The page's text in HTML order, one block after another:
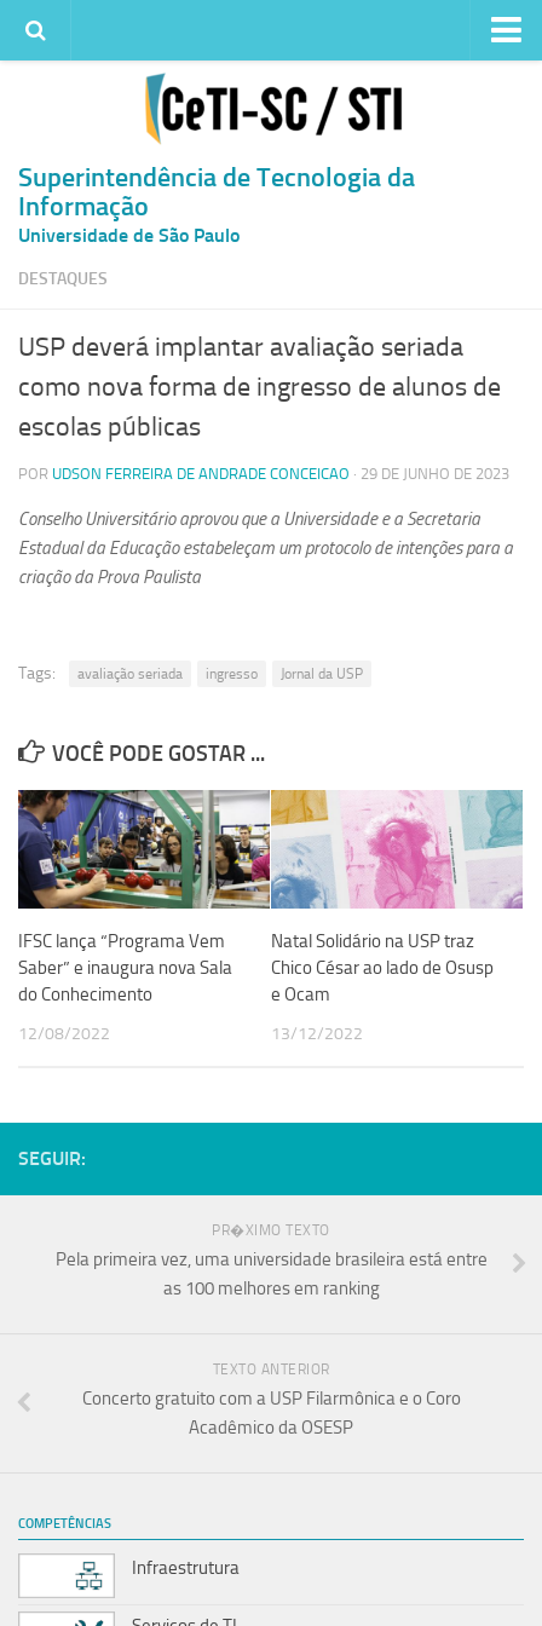
Quem somos
Histórico
Metas e ações
Superintendência de TI
Atendimento
Serviços
Superintendência de Tecnologia da
Informação
Universidade de São Paulo
DESTAQUES
USP deverá implantar avaliação seriada
como nova forma de ingresso de alunos de
escolas públicas
POR UDSON FERREIRA DE ANDRADE CONCEICAO · 29 DE JUNHO DE 2023
Conselho Universitário aprovou que a Universidade e a Secretaria
Estadual da Educação estabeleçam um protocolo de intenções para a
criação da Prova Paulista
Tags: avaliação seriada ingresso Jornal da USP
VOCÊ PODE GOSTAR ...
IFSC lança “Programa Vem
Saber” e inaugura nova Sala
do Conhecimento
12/08/2022
Natal Solidário na USP traz
Chico César ao lado de Osusp
e Ocam
13/12/2022
SEGUIR:
PR�XIMO TEXTO
Pela primeira vez, uma universidade brasileira está entre
as 100 melhores em ranking
TEXTO ANTERIOR
Concerto gratuito com a USP Filarmônica e o Coro
Acadêmico da OSESP
COMPETÊNCIAS
Infraestrutura